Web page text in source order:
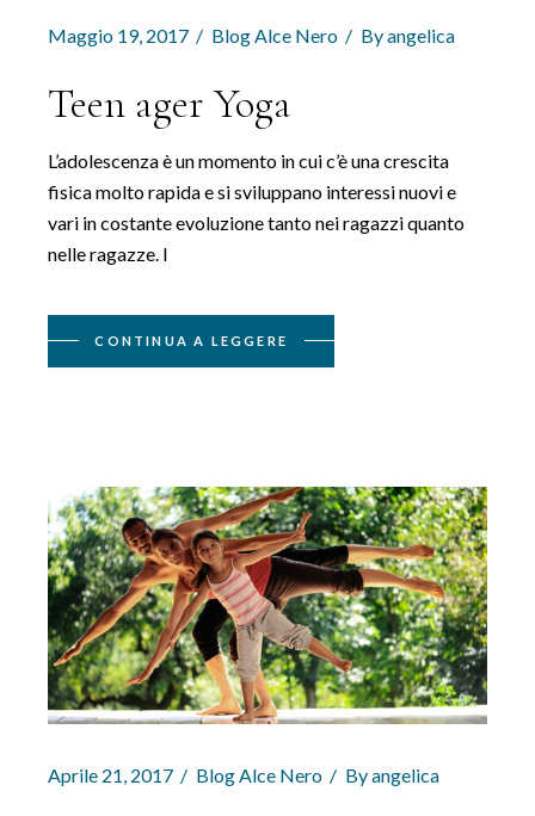
Maggio 19, 2017 Blog Alce Nero Byangelica
Teen ager Yoga
L’adolescenza è un momento in cui c’è una crescita
fisica molto rapida e si sviluppano interessi nuovi e
vari in costante evoluzione tanto nei ragazzi quanto
nelle ragazze. I
CONTINUA A LEGGERE
Aprile 21, 2017 Blog Alce Nero Byangelica